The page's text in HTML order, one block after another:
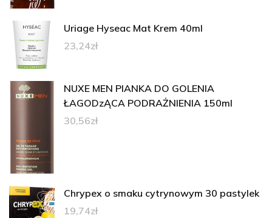
Uriage Hyseac Mat Krem 40ml
23,24zł
NUXE MEN PIANKA DO GOLENIA
ŁAGODzĄCA PODRAŻNIENIA 150ml
30,56zł
Chrypex o smaku cytrynowym 30 pastylek
19,74zł